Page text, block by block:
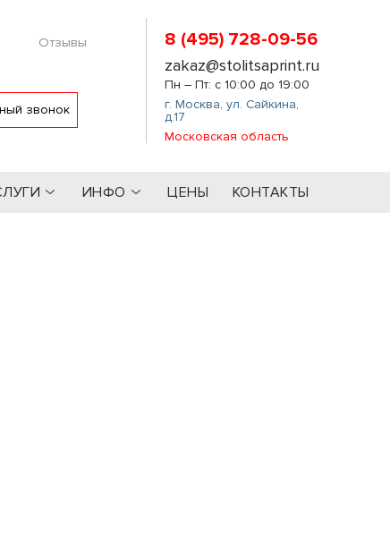
Отзывы
звонок
8 (495) 728-09-56
zakaz@stolitsaprint.ru
Пн – Пт: с 10:00 до 19:00
г. Москва,ул. Сайкина,
д.17
Московская область
ИНФО ЦЕНЫ КОНТАКТЫ